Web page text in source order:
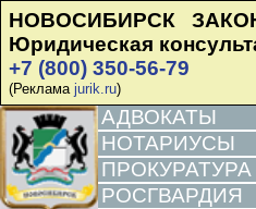
НОВОСИБИРСК
Юридическая
+7 (800) 350-56-79
(Реклама jurik.ru)
АДВОКАТЫ
НОТАРИУСЫ
ПРОКУРАТУРА
РОСГВАРДИЯ